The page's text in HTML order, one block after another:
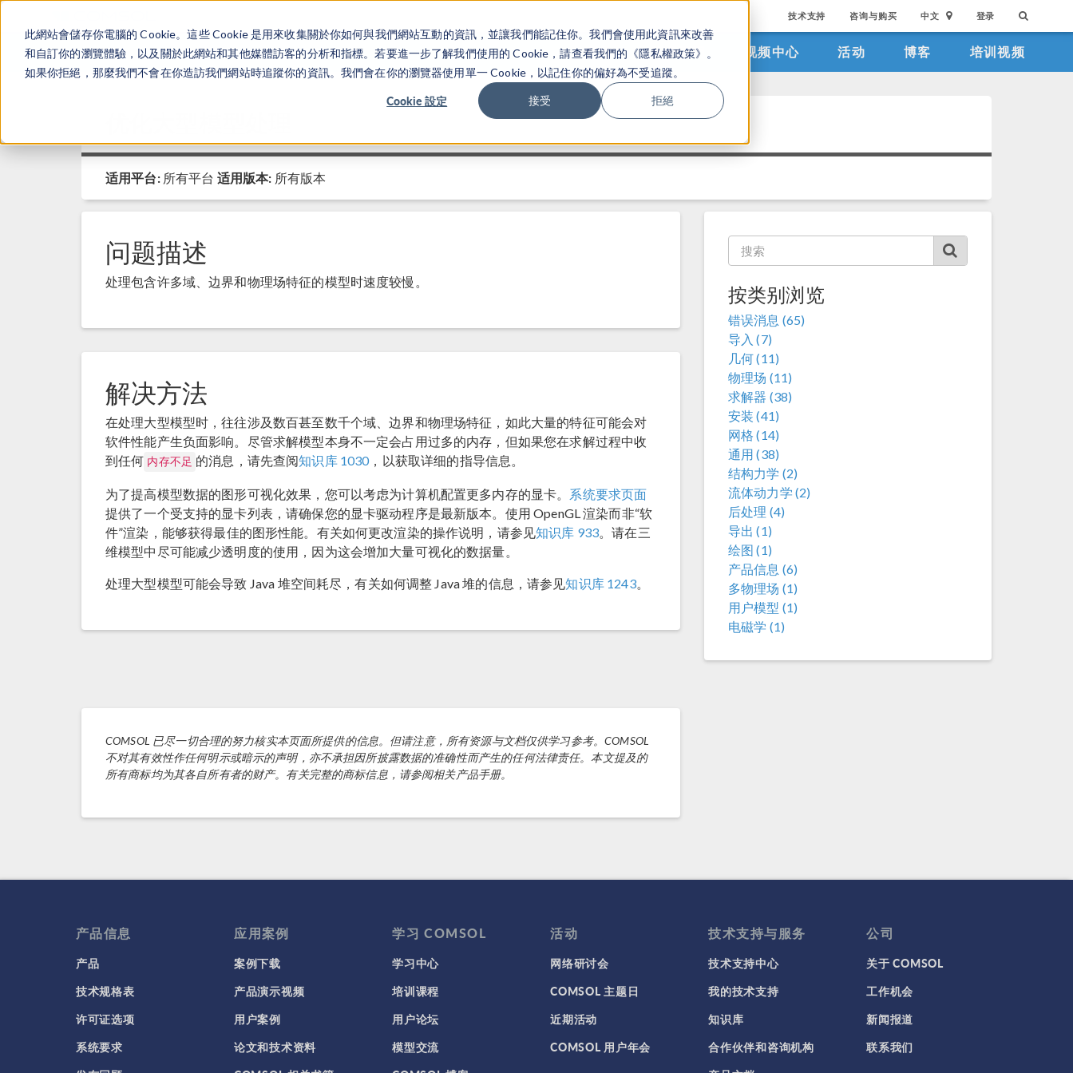
此網站會儲存你電腦的 Cookie。這些 Cookie 是用來收集關於你如何與我們網站互動的資訊，並讓我們能記住你。我們會使用此資訊來改善
和自訂你的瀏覽體驗，以及關於此網站和其他媒體訪客的分析和指標。若要進一步了解我們使用的 Cookie，請查看我們的《隱私權政策》。
如果你拒絕，那麼我們不會在你造訪我們網站時追蹤你的資訊。我們會在你的瀏覽器使用單一 Cookie，以記住你的偏好為不受追蹤。
Cookie 設定 接受 拒絕
技术支持 咨询与购买 中文 登录
产品 行业应用 视频中心 活动 博客 培训视频
适用平台: 所有平台 适用版本: 所有版本
问题描述
处理包含许多域、边界和物理场特征的模型时速度较慢。
解决方法
在处理大型模型时，往往涉及数百甚至数千个域、边界和物理场特征，如此大量的特征可能会对
软件性能产生负面影响。尽管求解模型本身不一定会占用过多的内存，但如果您在求解过程中收
到任何 内存不足 的消息，请先查阅知识库 1030，以获取详细的指导信息。
为了提高模型数据的图形可视化效果，您可以考虑为计算机配置更多内存的显卡。 系统要求页面
提供了一个受支持的显卡列表，请确保您的显卡驱动程序是最新版本。使用 OpenGL 渲染而非“软
件”渲染，能够获得最佳的图形性能。有关如何更改渲染的操作说明，请参见知识库 933。请在三
维模型中尽可能减少透明度的使用，因为这会增加大量可视化的数据量。
处理大型模型可能会导致 Java 堆空间耗尽，有关如何调整 Java 堆的信息，请参见知识库 1243。
按类别浏览
错误消息 (65)
导入 (7)
几何 (11)
物理场 (11)
求解器 (38)
安装 (41)
网格 (14)
通用 (38)
结构力学 (2)
流体动力学 (2)
后处理 (4)
导出 (1)
绘图 (1)
产品信息 (6)
多物理场 (1)
用户模型 (1)
电磁学 (1)
COMSOL 已尽一切合理的努力核实本页面所提供的信息。但请注意，所有资源与文档仅供学习参考。COMSOL
不对其有效性作任何明示或暗示的声明，亦不承担因所披露数据的准确性而产生的任何法律责任。本文提及的
所有商标均为其各自所有者的财产。有关完整的商标信息，请参阅相关产品手册。
产品信息
产品
技术规格表
许可证选项
系统要求
应用案例
案例下载
产品演示视频
用户案例
论文和技术资料
学习 COMSOL
学习中心
培训课程
用户论坛
模型交流
活动
网络研讨会
COMSOL 主题日
近期活动
COMSOL 用户年会
技术支持与服务
技术支持中心
我的技术支持
知识库
合作伙伴和咨询机构
公司
关于 COMSOL
工作机会
新闻报道
联系我们